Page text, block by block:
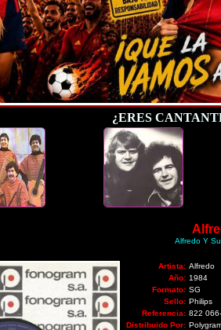
¿ERES
Alfredo Y
Artista: Alfredo
Año: 1984
Formato: SG
Sello: Philips
Referencia: 822
Distribuido Por: